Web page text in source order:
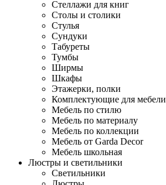
Стеллажи для книг
Столы и столики
Стулья
Сундуки
Табуреты
Тумбы
Ширмы
Шкафы
Этажерки, полки
Комплектующие для мебели
Мебель по стилю
Мебель по материалу
Мебель по коллекции
Мебель от Garda Decor
Мебель школьная
Люстры и светильники
Светильники